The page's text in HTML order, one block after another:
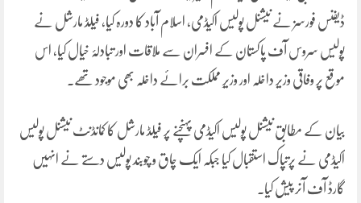
ڈیفنس فورسز نے نیشنل پولیس اکیڈمی، اسلام آباد کا دورہ کیا، فیلڈ مارشل نے
پولیس سروس آف پاکستان کے افسران سے ملاقات اور تبادلۂ خیال کیا، اس
موقع پر وفاقی وزیر داخلہ اور وزیرِ مملکت برائے داخلہ بھی موجود تھے۔
بیان کے مطابق نیشنل پولیس اکیڈمی پہنچنے پر فیلڈ مارشل کا کمانڈنٹ نیشنل پولیس
اکیڈمی نے پرتپاک استقبال کیا جبکہ ایک چاق و چوبند پولیس دستے نے انہیں
گارڈ آف آنر پیش کیا۔